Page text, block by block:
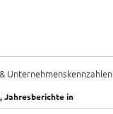
Jahresberichte in